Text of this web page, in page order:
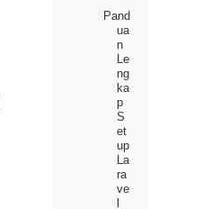
Pand
ua
n
Le
ng
ka
p
S
et
up
La
ra
ve